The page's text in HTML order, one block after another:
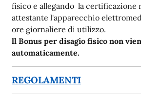
fisico e allegando la certificazione
attestante l'apparecchio
ore giornaliere di utilizzo.
ll Bonus per disagio fisico non
automaticamente.
REGOLAMENTI